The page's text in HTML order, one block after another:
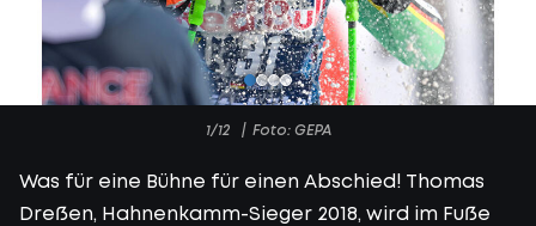
1/12 Foto: GEPA
Was für eine Bühne für einen Abschied! Thomas
Dreßen, Hahnenkamm-Sieger 2018, wird im Fuße